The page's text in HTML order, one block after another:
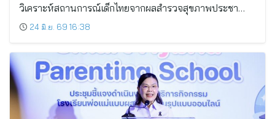
วิเคราะห์สถานการณ์เด็กไทยจากผลสำรวจสุขภาพประชา…
24 มิ.ย. 69 16:38